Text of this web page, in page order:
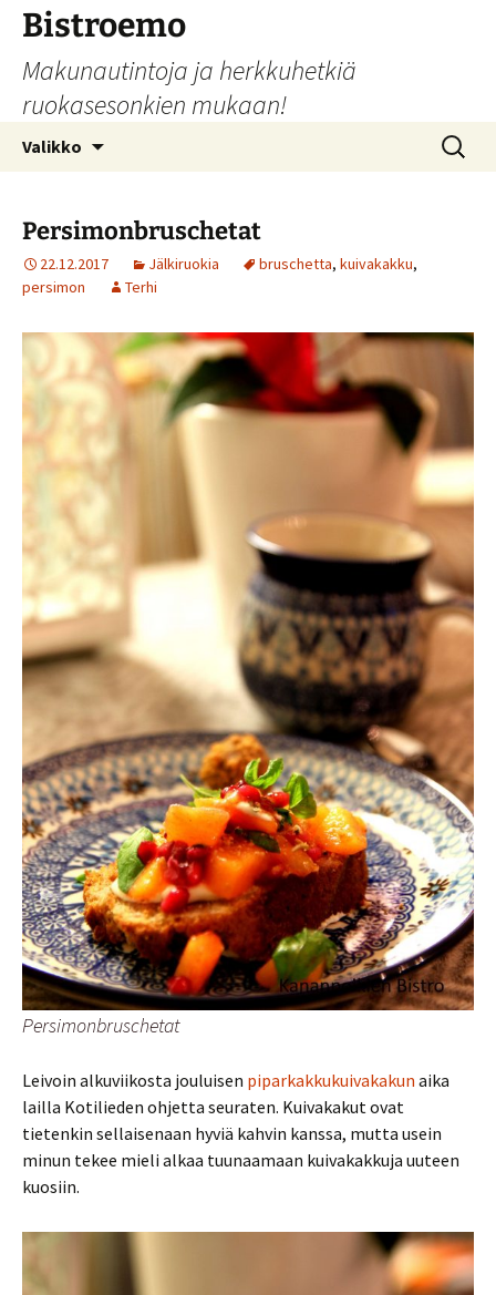
Siirry
sisältöön
Bistroemo
Makunautintoja ja herkkuhetkiä
ruokasesonkien mukaan!
Valikko Haku:
Persimonbruschetat
22.12.2017 Jälkiruokia bruschetta, kuivakakku,
persimon
Terhi
Persimonbruschetat
Leivoin alkuviikosta jouluisen piparkakkukuivakakun aika
lailla Kotilieden ohjetta seuraten. Kuivakakut ovat
tietenkin sellaisenaan hyviä kahvin kanssa, mutta usein
minun tekee mieli alkaa tuunaamaan kuivakakkuja uuteen
kuosiin.